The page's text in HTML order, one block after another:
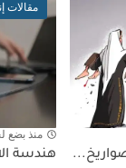
مقالات
منذ بضع
هندسة